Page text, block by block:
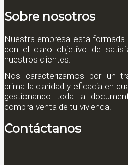
Sobre nosotros
Nuestra empresa esta
con el claro objetivo de
nuestros clientes.
Nos caracterizamos por un
prima la claridad y eficacia en
gestionando toda la
compra-venta de tu vivienda.
Contáctanos